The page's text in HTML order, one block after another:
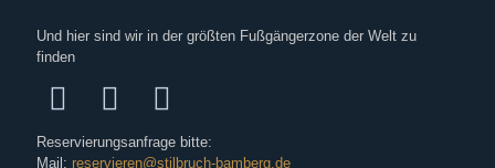
Und hier sind wir in der größten Fußgängerzone der Welt zu
finden
Reservierungsanfrage bitte:
Mail: reservieren@stilbruch-bamberg.de